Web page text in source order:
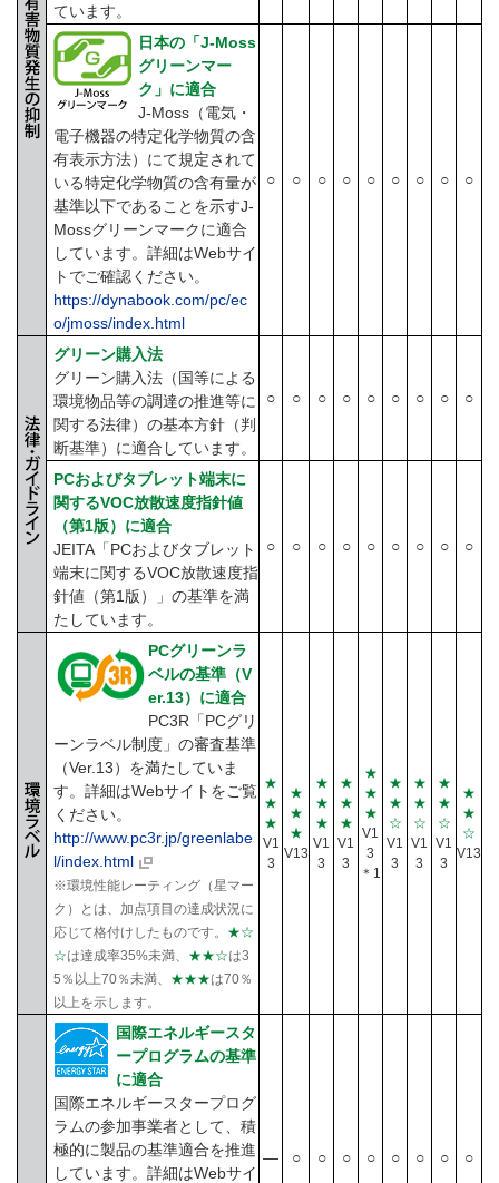
ています。
日本の「J-Moss
グリーンマー
ク」に適合
J-Moss（電気・
電子機器の特定化学物質の含
有表示方法）にて規定されて
いる特定化学物質の含有量が
基準以下であることを示すJ-
Mossグリーンマークに適合
しています。詳細はWebサイ
トでご確認ください。
https://dynabook.com/pc/ec
o/jmoss/index.html
○ ○ ○ ○ ○ ○ ○ ○ ○
グリーン購入法
グリーン購入法（国等による
環境物品等の調達の推進等に
関する法律）の基本方針（判
断基準）に適合しています。
○ ○ ○ ○ ○ ○ ○ ○ ○
PCおよびタブレット端末に
関するVOC放散速度指針値
（第1版）に適合
JEITA「PCおよびタブレット
端末に関するVOC放散速度指
針値（第1版）」の基準を満
たしています。
○ ○ ○ ○ ○ ○ ○ ○ ○
PCグリーンラ
ベルの基準（V
er.13）に適合
PC3R「PCグリ
ーンラベル制度」の審査基準
（Ver.13）を満たしていま
す。詳細はWebサイトをご覧
ください。
http://www.pc3r.jp/greenlabe
l/index.html
※環境性能レーティング（星マー
ク）とは、加点項目の達成状況に
応じて格付けしたものです。 ★☆
☆は達成率35%未満、 ★★☆は3
5％以上70％未満、 ★★★は70％
以上を示します。
★
★
★
V1
3
★
★
★
V13
★
★
★
V1
3
★
★
★
V1
3
★
★
★
V1
3
＊1
★
★
☆
V1
3
★
★
☆
V1
3
★
★
☆
V1
3
★
★
☆
V13
国際エネルギースタ
ープログラムの基準
に適合
国際エネルギースタープログ
ラムの参加事業者として、積
極的に製品の基準適合を推進
しています。詳細はWebサイ
― ○ ○ ○ ○ ○ ○ ○ ○